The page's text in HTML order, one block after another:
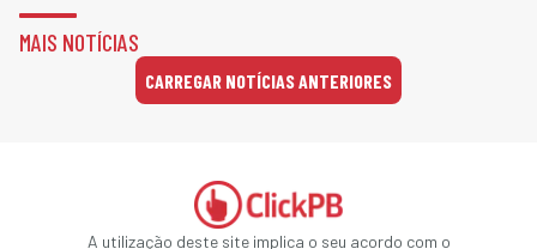
MAIS NOTÍCIAS
CARREGAR NOTÍCIAS ANTERIORES
A utilização deste site implica o seu acordo com o